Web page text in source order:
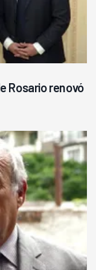
Rosario renovó